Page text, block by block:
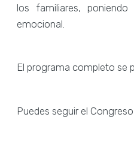
los familiares,
emocional.
El programa completo se
Puedes seguir el